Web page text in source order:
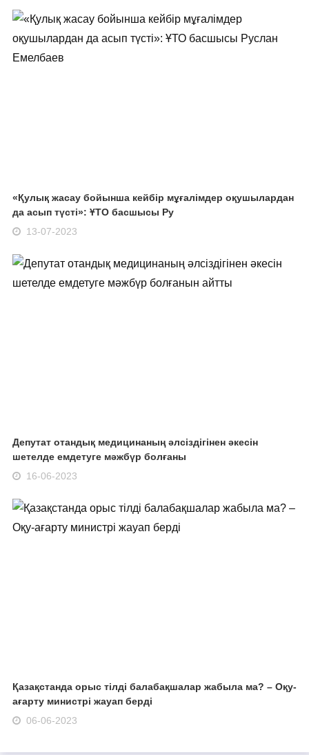
«Қулық жасау бойынша кейбір мұғалімдер оқушылардан
да асып түсті»: ҰТО басшысы Ру
13-07-2023
Депутат отандық медицинаның әлсіздігінен әкесін
шетелде емдетуге мәжбүр болғаны
16-06-2023
Қазақстанда орыс тілді балабақшалар жабыла ма? – Оқу-
ағарту министрі жауап берді
06-06-2023